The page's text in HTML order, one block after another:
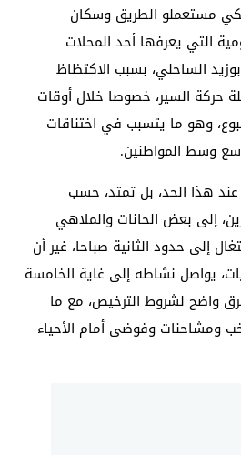
مستعملو الطريق وسكان
التي يعرفها أحد المحلات
الساحلي، بسبب الاكتظاظ
حركة السير، خصوصا خلال أوقات
وهو ما يتسبب في اختناقات
وسط المواطنين.
هذا الحد، بل تمتد، حسب
إلى بعض الحانات والملاهي
إلى حدود الثانية صباحا، غير أن
يواصل نشاطه إلى غاية الخامسة
واضح لشروط الترخيص، مع ما
ومشاحنات وفوضى أمام الأحياء